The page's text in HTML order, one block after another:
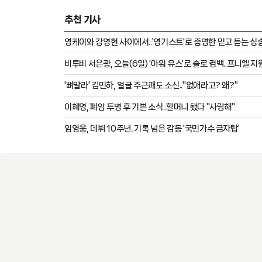
다.
추천 기사
영케이와 강영현 사이에서..'영기스트'로 증명한 믿고 듣는 싱
비투비 서은광, 오늘(6일) '아워 유스'로 솔로 컴백..
'뼈말라' 김민하, 얼굴 주근깨도 소신.."없애라고? 왜?"
이혜영, 폐암 투병 후 기쁜 소식..할머니 됐다 "사랑해"
임영웅, 데뷔 10주년..기록 넘은 감동 '국민가수 금자탑'